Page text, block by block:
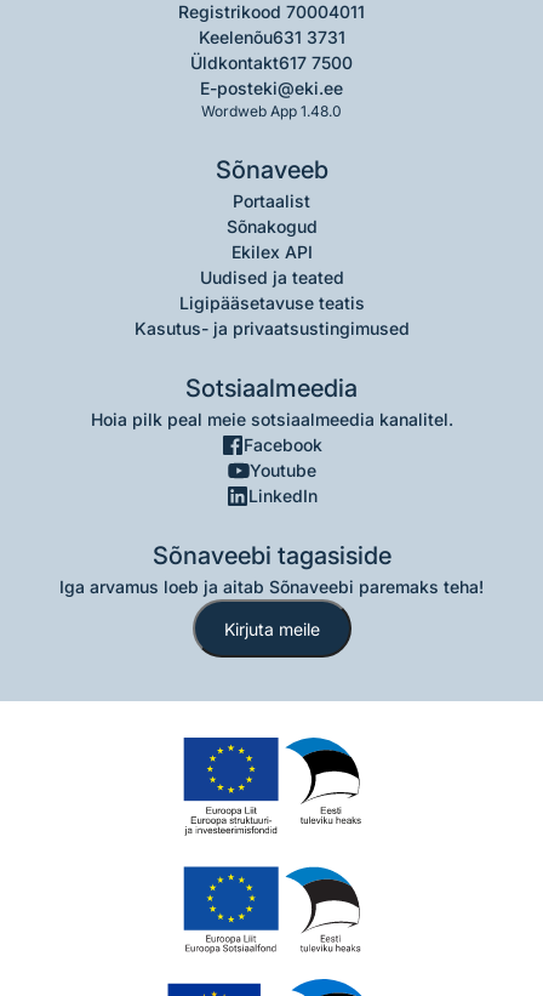
Registrikood 70004011
Keelenõu631 3731
Üldkontakt617 7500
E-posteki@eki.ee
Wordweb App 1.48.0
Sõnaveeb
Portaalist
Sõnakogud
Ekilex API
Uudised ja teated
Ligipääsetavuse teatis
Kasutus- ja privaatsustingimused
Sotsiaalmeedia
Hoia pilk peal meie sotsiaalmeedia kanalitel.
Facebook
Youtube
LinkedIn
Sõnaveebi tagasiside
Iga arvamus loeb ja aitab Sõnaveebi paremaks teha!
Kirjuta meile